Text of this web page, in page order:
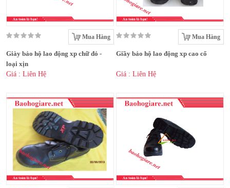
Mua Hàng
Giày bảo hộ lao động xp chữ đỏ -
loại xịn
Giá : Liên Hệ
Mua Hàng
Giầy bảo hộ lao động xp cao cổ
Giá : Liên Hệ